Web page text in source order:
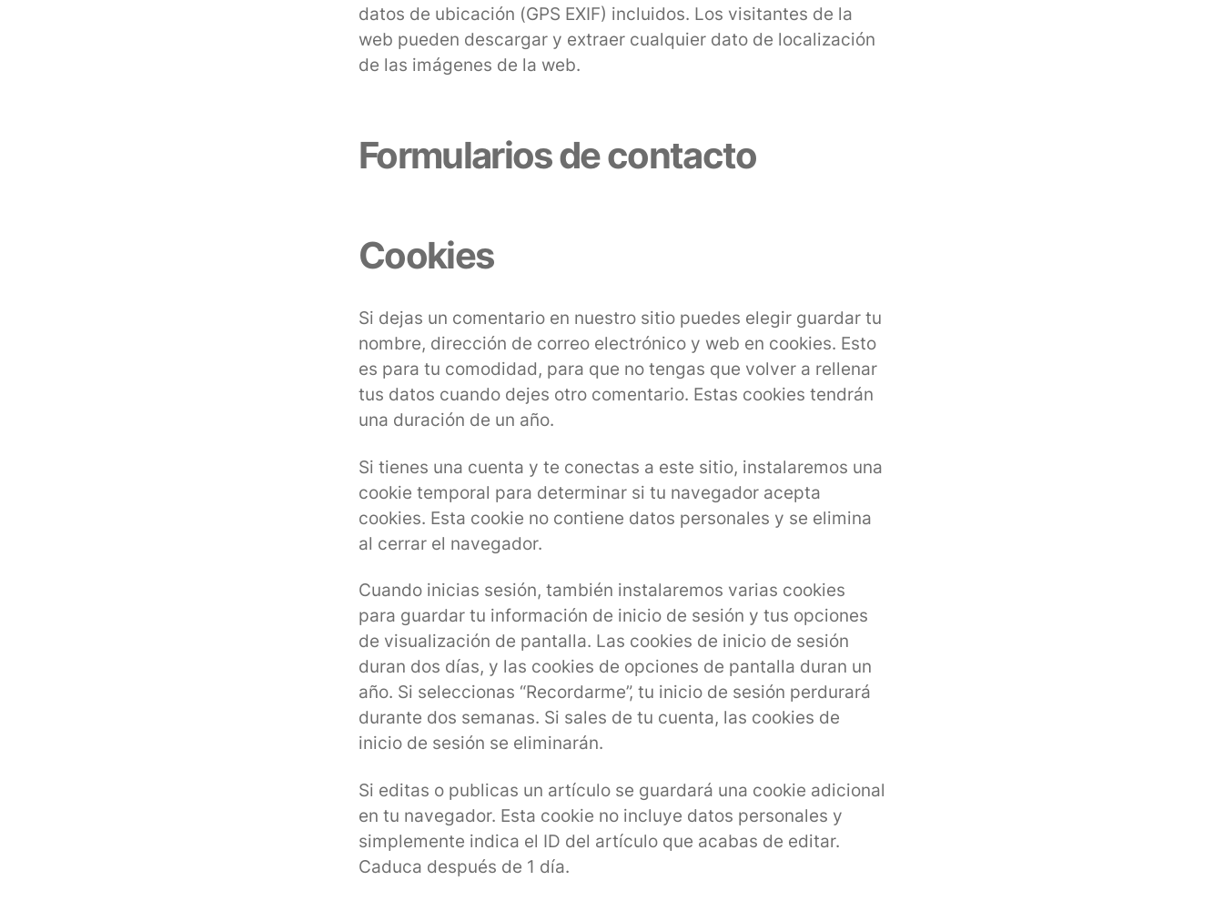
datos de ubicación (GPS EXIF) incluidos. Los visitantes de la
web pueden descargar y extraer cualquier dato de localización
de las imágenes de la web.
Formularios de contacto
Cookies
Si dejas un comentario en nuestro sitio puedes elegir guardar tu
nombre, dirección de correo electrónico y web en cookies. Esto
es para tu comodidad, para que no tengas que volver a rellenar
tus datos cuando dejes otro comentario. Estas cookies tendrán
una duración de un año.
Si tienes una cuenta y te conectas a este sitio, instalaremos una
cookie temporal para determinar si tu navegador acepta
cookies. Esta cookie no contiene datos personales y se elimina
al cerrar el navegador.
Cuando inicias sesión, también instalaremos varias cookies
para guardar tu información de inicio de sesión y tus opciones
de visualización de pantalla. Las cookies de inicio de sesión
duran dos días, y las cookies de opciones de pantalla duran un
año. Si seleccionas “Recordarme”, tu inicio de sesión perdurará
durante dos semanas. Si sales de tu cuenta, las cookies de
inicio de sesión se eliminarán.
Si editas o publicas un artículo se guardará una cookie adicional
en tu navegador. Esta cookie no incluye datos personales y
simplemente indica el ID del artículo que acabas de editar.
Caduca después de 1 día.